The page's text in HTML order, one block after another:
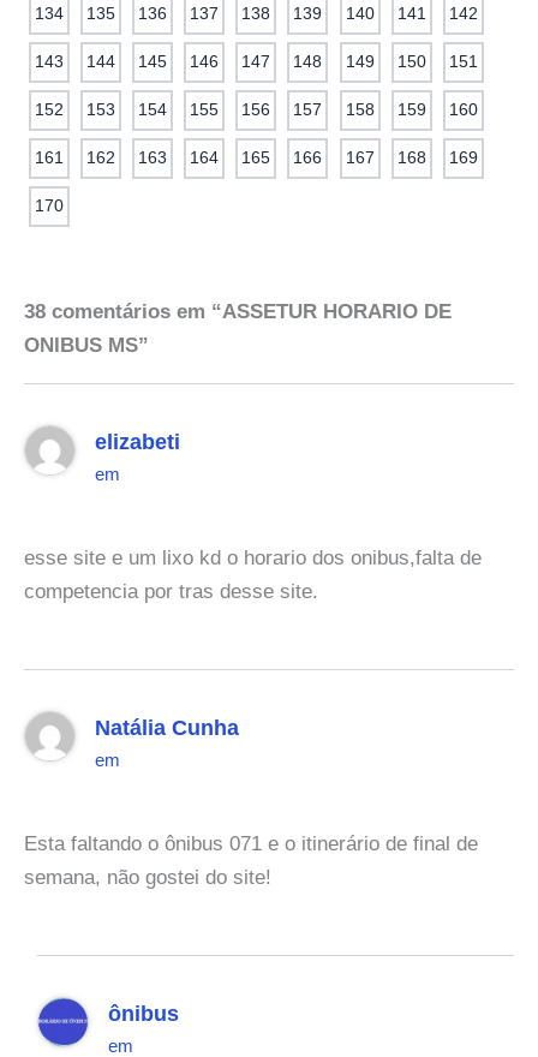
134 135 136 137 138 139 140 141 142
143 144 145 146 147 148 149 150 151
152 153 154 155 156 157 158 159 160
161 162 163 164 165 166 167 168 169
170
38 comentários em “ASSETUR HORARIO DE
ONIBUS MS”
elizabeti
em
esse site e um lixo kd o horario dos onibus,falta de
competencia por tras desse site.
Natália Cunha
em
Esta faltando o ônibus 071 e o itinerário de final de
semana, não gostei do site!
ônibus
em